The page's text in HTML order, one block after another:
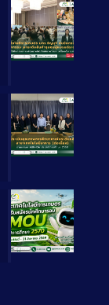
Long
Long
Long